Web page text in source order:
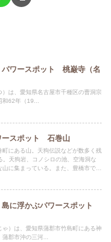
パワースポット 桃巌寺（名
は、愛知県名古屋市千種区の曹洞宗
和62年（19...
ースポット 石巻山
にある山。天狗伝説などが数多く残
。天狗岩、コノシロの池、空海洞な
山に集まっている。また、豊橋市で
島に浮かぶパワースポット
ゃ）は、愛知県蒲郡市竹島町にある神
郡市沖の三河...